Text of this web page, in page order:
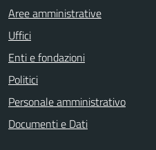
Aree amministrative
Uffici
Enti e fondazioni
Politici
Personale amministrativo
Documenti e Dati